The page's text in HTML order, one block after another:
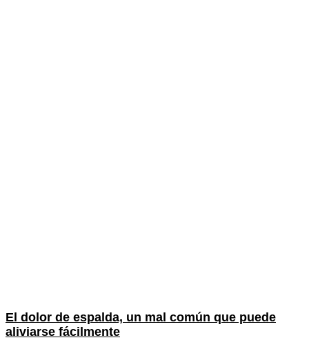
El dolor de espalda, un mal común que puede
aliviarse fácilmente